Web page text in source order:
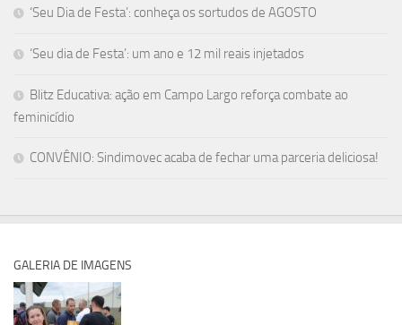
‘Seu Dia de Festa’: conheça os sortudos de AGOSTO
‘Seu dia de Festa’: um ano e 12 mil reais injetados
Blitz Educativa: ação em Campo Largo reforça combate ao
feminicídio
CONVÊNIO: Sindimovec acaba de fechar uma parceria deliciosa!
GALERIA DE IMAGENS